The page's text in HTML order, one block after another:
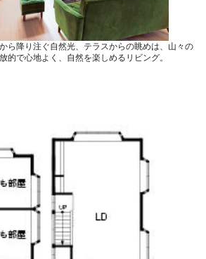
ら降り注ぐ自然光、テラスからの眺めは、山々の
的で心地よく、自然を楽しめるリビング。